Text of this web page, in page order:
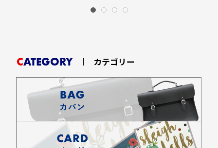
CATEGORY カテゴリー